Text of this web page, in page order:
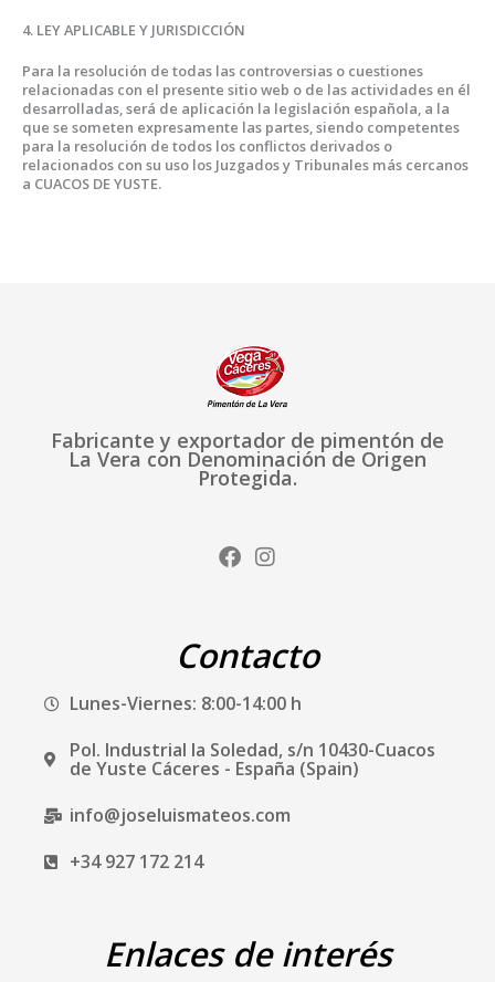
4. LEY APLICABLE Y JURISDICCIÓN
Para la resolución de todas las controversias o cuestiones
relacionadas con el presente sitio web o de las actividades en él
desarrolladas, será de aplicación la legislación española, a la
que se someten expresamente las partes, siendo competentes
para la resolución de todos los conflictos derivados o
relacionados con su uso los Juzgados y Tribunales más cercanos
a CUACOS DE YUSTE.
Fabricante y exportador de pimentón de
La Vera con Denominación de Origen
Protegida.
F
a
b
o
k
I
n
a
g
a
Contacto
Lunes-Viernes: 8:00-14:00 h
Pol. Industrial la Soledad, s/n 10430-Cuacos
de Yuste Cáceres - España (Spain)
info@joseluismateos.com
+34 927 172 214
Enlaces de interés